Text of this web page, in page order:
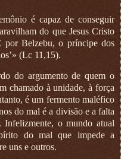
é capaz de conseguir
do que Jesus Cristo
por Belzebu, o príncipe dos
(Lc 11,15).
do argumento de quem o
chamado à unidade, à força
é um fermento maléfico
do mal é a divisão e a falta
Infelizmente, o mundo atual
do mal que impede a
uns e outros.